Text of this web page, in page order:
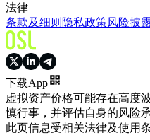
法律
条款及细则 隐私政策风险披
下载App
虚拟资产价格可能存在高度
慎行事，并评估自身的风险
此页信息受相关法律及使用